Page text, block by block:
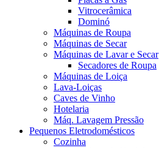
Vitrocerâmica
Dominó
Máquinas de Roupa
Máquinas de Secar
Máquinas de Lavar e Secar
Secadores de Roupa
Máquinas de Loiça
Lava-Loiças
Caves de Vinho
Hotelaria
Máq. Lavagem Pressão
Pequenos Eletrodomésticos
Cozinha